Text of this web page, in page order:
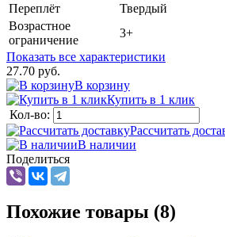
Переплёт
Твердый
Возрастное
ограничение
3+
Показать все характеристики
27.70 руб.
В корзину
Купить в 1 клик
Кол-во:
Рассчитать
В наличии
Поделиться
Похожие товары (8)